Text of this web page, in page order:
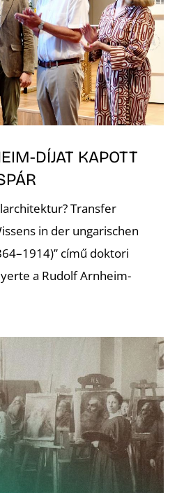
DÍJAT KAPOTT
Transfer
in der ungarischen
című doktori
a Rudolf Arnheim-